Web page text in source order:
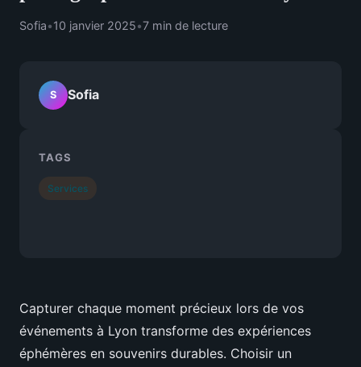
Sofia•10 janvier 2025•7 min de lecture
Capturer chaque moment précieux lors de vos
événements à Lyon transforme des expériences
éphémères en souvenirs durables. Choisir un
S Sofia
TAGS
Services